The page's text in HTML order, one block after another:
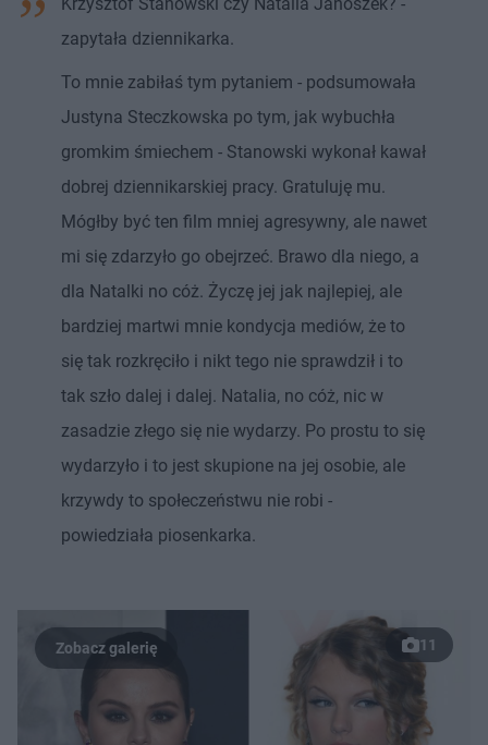
zapytała dziennikarka.
To mnie zabiłaś tym pytaniem - podsumowała
Justyna Steczkowska po tym, jak wybuchła
gromkim śmiechem - Stanowski wykonał kawał
dobrej dziennikarskiej pracy. Gratuluję mu.
Mógłby być ten film mniej agresywny, ale nawet
mi się zdarzyło go obejrzeć. Brawo dla niego, a
dla Natalki no cóż. Życzę jej jak najlepiej, ale
bardziej martwi mnie kondycja mediów, że to
się tak rozkręciło i nikt tego nie sprawdził i to
tak szło dalej i dalej. Natalia, no cóż, nic w
zasadzie złego się nie wydarzy. Po prostu to się
wydarzyło i to jest skupione na jej osobie, ale
krzywdy to społeczeństwu nie robi -
powiedziała piosenkarka.
11